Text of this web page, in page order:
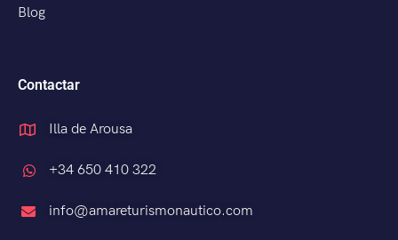
Blog
Contactar
Illa de Arousa
+34 650 410 322
info@amareturismonautico.com